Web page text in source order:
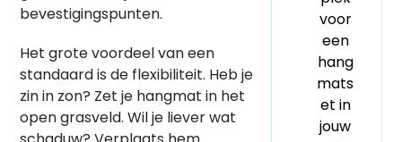
bevestigingspunten.
Het grote voordeel van een
standaard is de flexibiliteit. Heb je
zin in zon? Zet je hangmat in het
open grasveld. Wil je liever wat
voor
een
hang
mats
et in
jouw